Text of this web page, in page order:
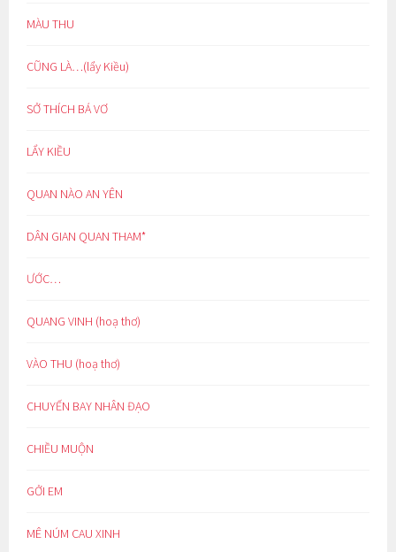
MÀU THU
CŨNG LÀ…(lẩy Kiều)
SỞ THÍCH BÁ VƠ
LẨY KIỀU
QUAN NÀO AN YÊN
DÂN GIAN QUAN THAM*
ƯỚC…
QUANG VINH (hoạ thơ)
VÀO THU (hoạ thơ)
CHUYẾN BAY NHÂN ĐẠO
CHIỀU MUỘN
GỞI EM
MÊ NÚM CAU XINH